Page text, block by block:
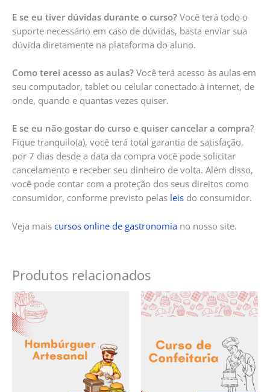
E se eu tiver dúvidas durante o curso? Você terá todo o
suporte necessário em caso de dúvidas, basta enviar sua
dúvida diretamente na plataforma do aluno.
Como terei acesso as aulas? Você terá acesso às aulas em
seu computador, tablet ou celular conectado à internet, de
onde, quando e quantas vezes quiser.
E se eu não gostar do curso e quiser cancelar a compra?
Fique tranquilo(a), você terá total garantia de satisfação,
por 7 dias desde a data da compra você pode solicitar
cancelamento e receber seu dinheiro de volta. Além disso,
você pode contar com a proteção dos seus direitos como
consumidor, conforme previsto pelas leis do consumidor.
Veja mais cursos online de gastronomia no nosso site.
Produtos relacionados